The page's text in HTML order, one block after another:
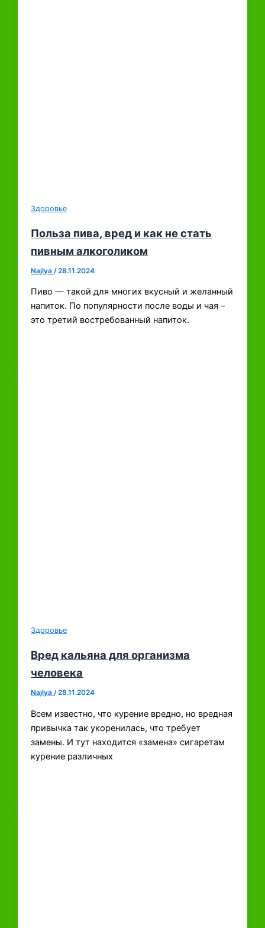
Здоровье
Польза пива, вред и как не стать
пивным алкоголиком
Najlya /28.11.2024
Пиво — такой для многих вкусный и желанный
напиток. По популярности после воды и чая –
это третий востребованный напиток.
Здоровье
Вред кальяна для организма
человека
Najlya/28.11.2024
Всем известно, что курение вредно, но вредная
привычка так укоренилась, что требует
замены. И тут находится «замена» сигаретам
курение различных